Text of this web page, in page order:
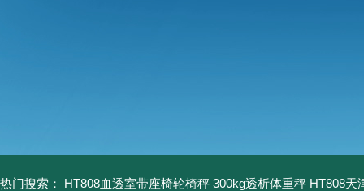
热门搜索： HT808血透室带座椅轮椅秤 300kg透析体重秤 HT808天